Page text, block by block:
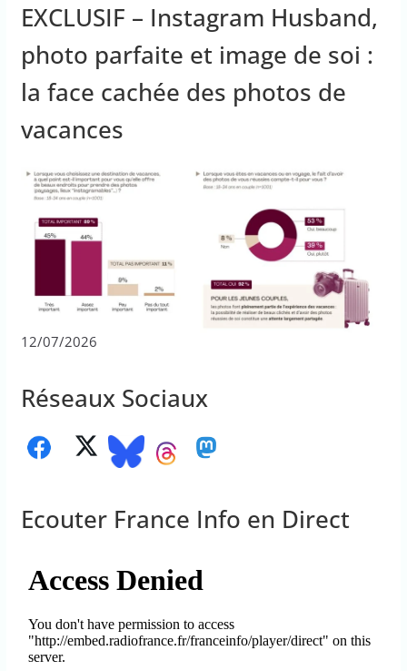
EXCLUSIF – Instagram Husband,
photo parfaite et image de soi :
la face cachée des photos de
vacances
12/07/2026
Réseaux Sociaux
Ecouter France Info en Direct